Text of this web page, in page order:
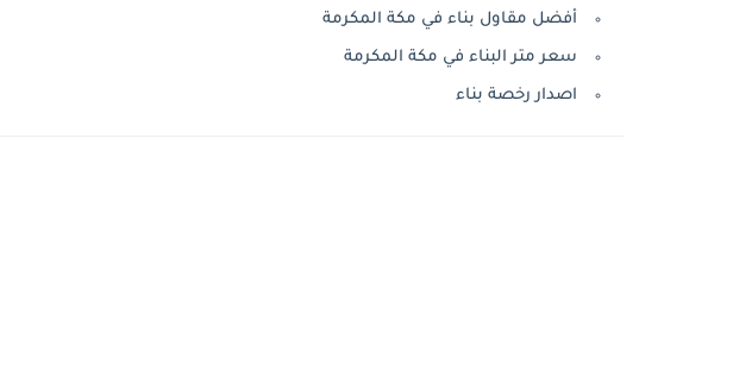
أفضل مقاول بناء في مكة المكرمة
سعر متر البناء في مكة المكرمة
اصدار رخصة بناء